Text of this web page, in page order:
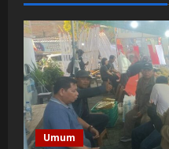
Umum